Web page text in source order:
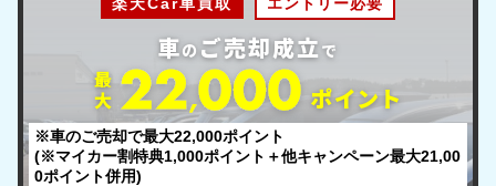
車の ご売却成立 で
最
大 ポイント
※車のご売却で最大22,000ポイント
(※マイカー割特典1,000ポイント＋他キャンペーン最大21,00
0ポイント併用)